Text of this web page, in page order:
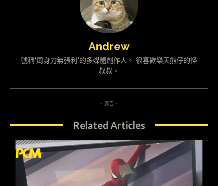
Andrew
號稱"周身刀無張利"的多媒體創作人。 很喜歡樂天熊仔的怪
叔叔。
- 廣告 -
Related Articles